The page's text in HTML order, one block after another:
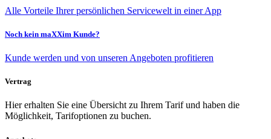
Alle Vorteile Ihrer persönlichen Servicewelt in einer App
Noch kein maXXim Kunde?
Kunde werden und von unseren Angeboten profitieren
Vertrag
Hier erhalten Sie eine Übersicht zu Ihrem Tarif und haben die
Möglichkeit, Tarifoptionen zu buchen.